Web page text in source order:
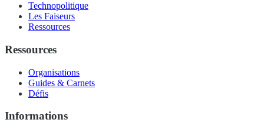
Technopolitique
Les Faiseurs
Ressources
Ressources
Organisations
Guides & Carnets
Défis
Informations